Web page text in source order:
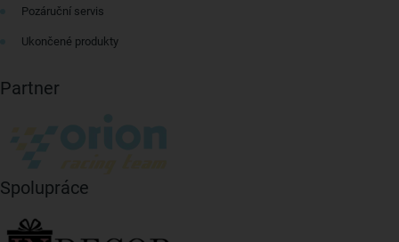
Pozáruční servis
Ukončené produkty
Partner
Spolupráce